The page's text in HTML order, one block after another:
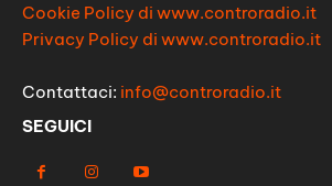
Cookie Policy di www.controradio.it
Privacy Policy di www.controradio.it
Contattaci: info@controradio.it
SEGUICI